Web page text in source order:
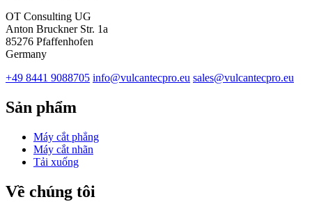
OT Consulting UG
Anton Bruckner Str. 1a
85276 Pfaffenhofen
Germany
+49 8441 9088705 info@vulcantecpro.eu sales@vulcantecpro.eu
Sản phẩm
Máy cắt phẳng
Máy cắt nhãn
Tải xuống
Về chúng tôi